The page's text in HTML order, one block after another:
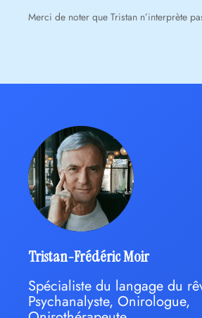
Merci de noter que Tristan n’interprète
Tristan-Frédéric Moir
Spécialiste du langage du
Psychanalyste, Onirologue,